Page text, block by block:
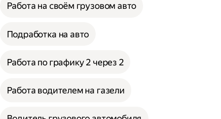
Работа на своём грузовом авто
Подработка на авто
Работа по графику 2 через 2
Работа водителем на газели